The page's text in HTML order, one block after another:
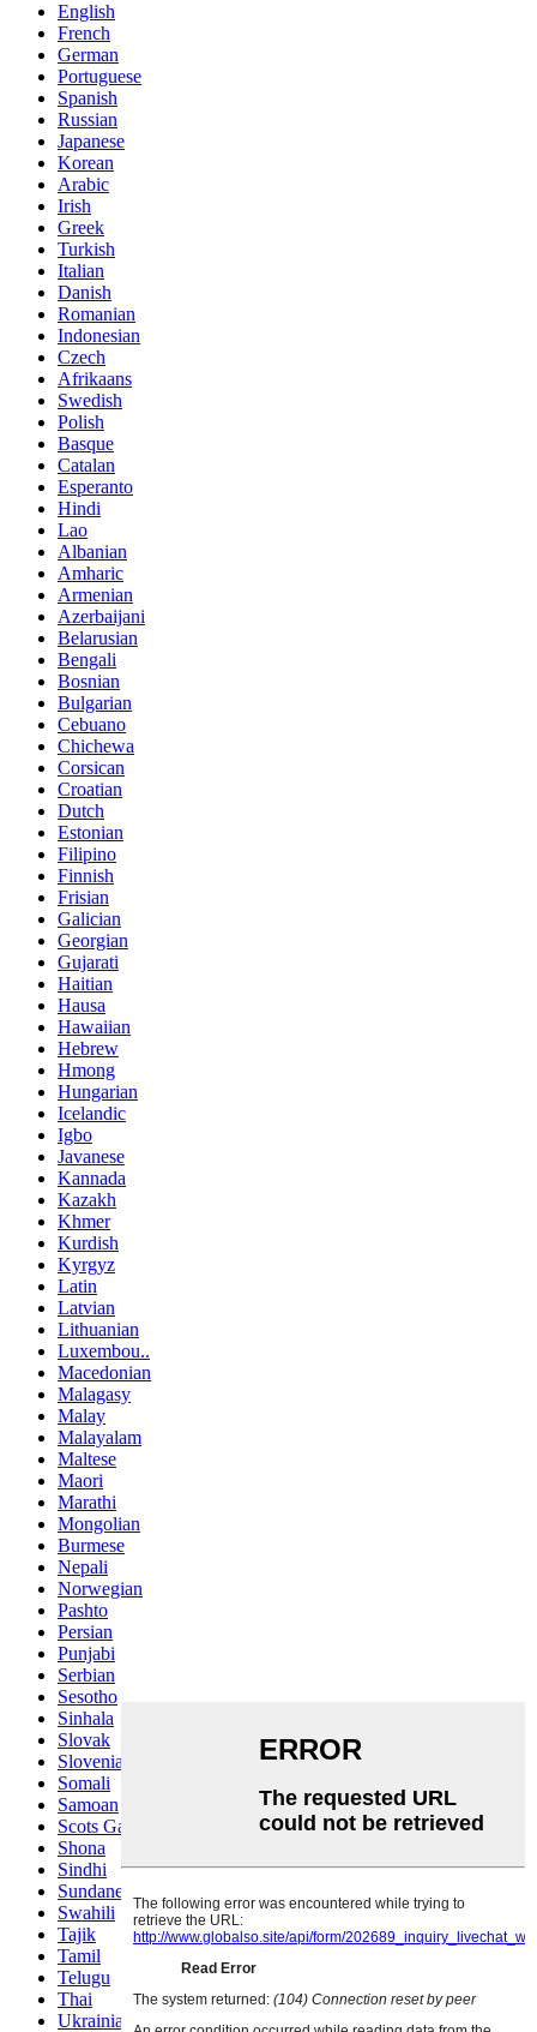
English
French
German
Portuguese
Spanish
Russian
Japanese
Korean
Arabic
Irish
Greek
Turkish
Italian
Danish
Romanian
Indonesian
Czech
Afrikaans
Swedish
Polish
Basque
Catalan
Esperanto
Hindi
Lao
Albanian
Amharic
Armenian
Azerbaijani
Belarusian
Bengali
Bosnian
Bulgarian
Cebuano
Chichewa
Corsican
Croatian
Dutch
Estonian
Filipino
Finnish
Frisian
Galician
Georgian
Gujarati
Haitian
Hausa
Hawaiian
Hebrew
Hmong
Hungarian
Icelandic
Igbo
Javanese
Kannada
Kazakh
Khmer
Kurdish
Kyrgyz
Latin
Latvian
Lithuanian
Luxembou..
Macedonian
Malagasy
Malay
Malayalam
Maltese
Maori
Marathi
Mongolian
Burmese
Nepali
Norwegian
Pashto
Persian
Punjabi
Serbian
Sesotho
Sinhala
Slovak
Slovenian
Somali
Samoan
Scots Gaelic
Shona
Sindhi
Sundanese
Swahili
Tajik
Tamil
Telugu
Thai
Ukrainian